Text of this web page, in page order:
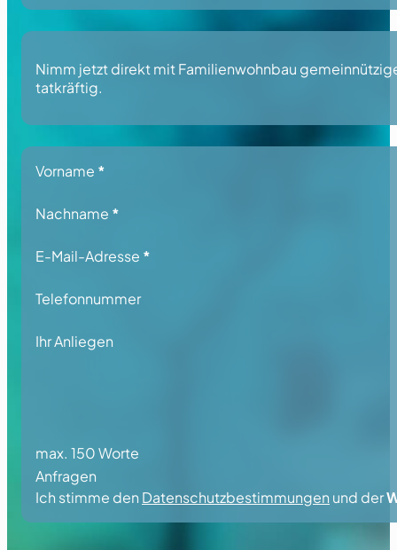
Nimm jetzt direkt mit Familienwohnbau
tatkräftig.
Section
Vorname *
Nachname *
E-Mail-Adresse *
Telefonnummer
Ihr Anliegen
max. 150 Worte
Anfragen
Ich stimme den Datenschutzbestimmungen und der